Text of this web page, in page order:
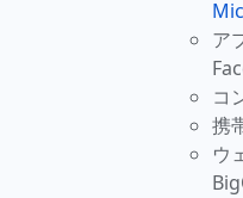
ア
コ
携
ウ